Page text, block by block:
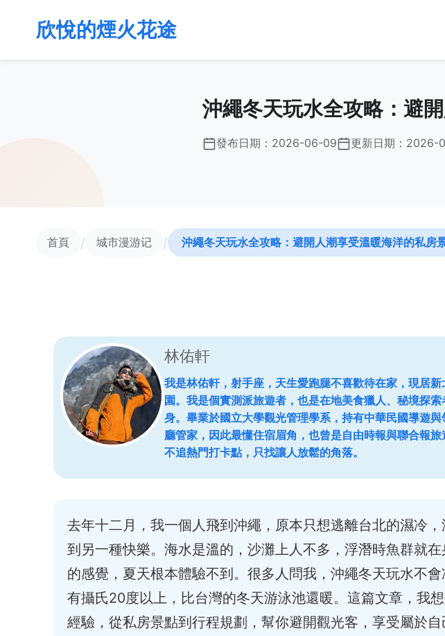
欣悅的煙火花途
沖繩冬天玩水全攻略：避
發布日期： 2026-06-09 更新日期： 2026-
首頁 / 城市漫游记 / 沖繩冬天玩水全攻略：避開人潮享受溫暖海洋的私房
林佑軒
我是林佑軒，射手座，天生愛跑腿不喜歡待在家，現居
園。我是個實測派旅遊者，也是在地美食獵人、秘境探
身。畢業於國立大學觀光管理學系，持有中華民國導遊
廳管家，因此最懂住宿眉角，也曾是自由時報與聯合報
不追熱門打卡點，只找讓人放鬆的角落。
去年十二月，我一個人飛到沖繩，原本只想逃離台北的濕冷
到另一種快樂。海水是溫的，沙灘上人不多，浮潛時魚群就
的感覺，夏天根本體驗不到。很多人問我，沖繩冬天玩水不
有攝氏20度以上，比台灣的冬天游泳池還暖。這篇文章，我
經驗，從私房景點到行程規劃，幫你避開觀光客，享受屬於自